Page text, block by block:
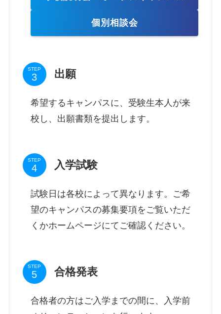
個別相談会
STEP 出願
希望するキャンパスに、受験生本人が来
校し、出願書類を提出します。
STEP 入学試験
試験日は各校によって異なります。ご希
望のキャンパスの募集要項をご覧いただ
くかホームページにてご確認ください。
STEP 合格発表
合格者の方はご入学までの間に、入学前